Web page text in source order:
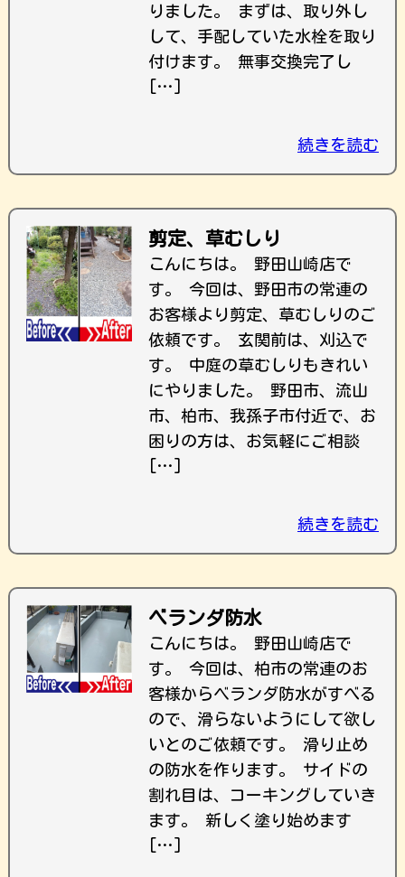
りました。 まずは、取り外し
して、手配していた水栓を取り
付けます。 無事交換完了し
[…]
続きを読む
剪定、草むしり
こんにちは。 野田山崎店で
す。 今回は、野田市の常連の
お客様より剪定、草むしりのご
依頼です。 玄関前は、刈込で
す。 中庭の草むしりもきれい
にやりました。 野田市、流山
市、柏市、我孫子市付近で、お
困りの方は、お気軽にご相談
[…]
続きを読む
ベランダ防水
こんにちは。 野田山崎店で
す。 今回は、柏市の常連のお
客様からベランダ防水がすべる
ので、滑らないようにして欲し
いとのご依頼です。 滑り止め
の防水を作ります。 サイドの
割れ目は、コーキングしていき
ます。 新しく塗り始めます
[…]